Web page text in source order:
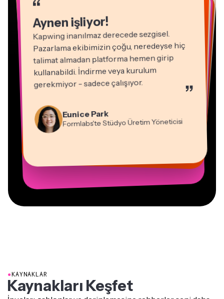
Aynen işliyor!
Kapwing inanılmaz derecede sezgisel.
Pazarlama ekibimizin çoğu, neredeyse hiç
talimat almadan platforma hemen girip
kullanabildi. İndirme veya kurulum
gerekmiyor - sadece çalışıyor.
Vannesia Darby
Kapwing'de Nashville'daki MOXIE'nin
CEO'su
Grant Taleck
Epathlon'da Ortak Yönetici
Kerry-lee Farla
Gracie Peng
İçerik Direktörü
Martin James
Heidi Rae
Eğitim
Natasha Ball
Mitch Rawlings
Serbest Çalışan Bilgi Hizmetleri Uzmanı
Dina Segovia
Sanal Serbest Çalışan
Kaynakları Keşfet
İpuçları, şablonlar ve derinlemesine rehberler seni daha
hızlı oluşturmanıza ve güvenle paylaşmanıza yardımcı